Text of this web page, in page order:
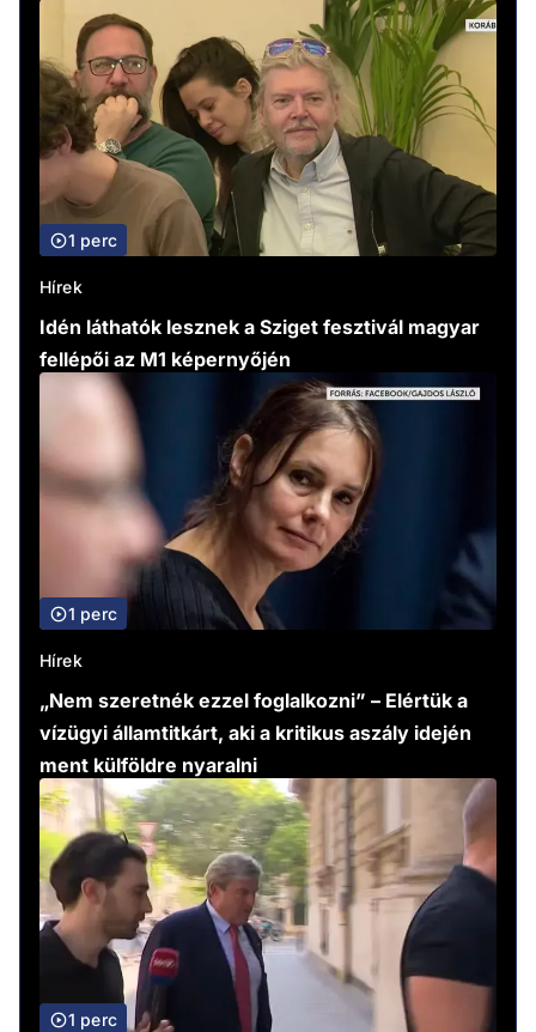
1 perc
Hírek
Idén láthatók lesznek a Sziget fesztivál magyar
fellépői az M1 képernyőjén
1 perc
Hírek
„Nem szeretnék ezzel foglalkozni” – Elértük a
vízügyi államtitkárt, aki a kritikus aszály idején
ment külföldre nyaralni
1 perc